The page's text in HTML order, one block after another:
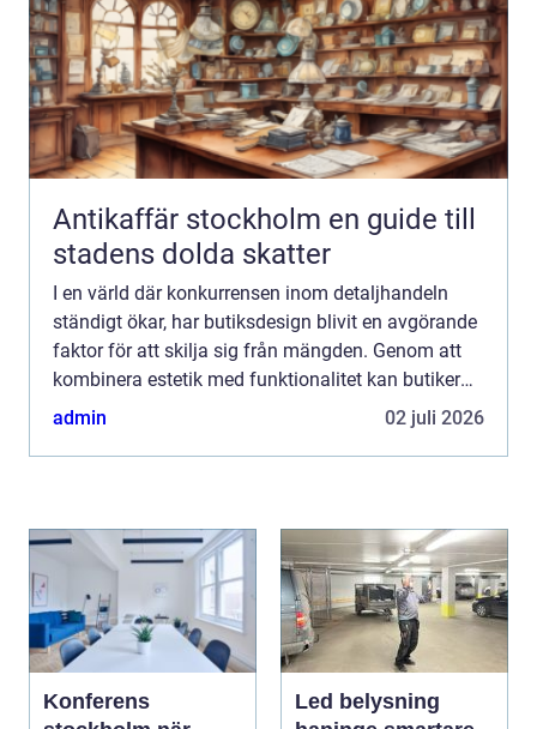
Antikaffär stockholm en guide till
stadens dolda skatter
I en värld där konkurrensen inom detaljhandeln
ständigt ökar, har butiksdesign blivit en avgörande
faktor för att skilja sig från mängden. Genom att
kombinera estetik med funktionalitet kan butiker
skapa en mi...
admin 02 juli 2026
Konferens
Led belysning